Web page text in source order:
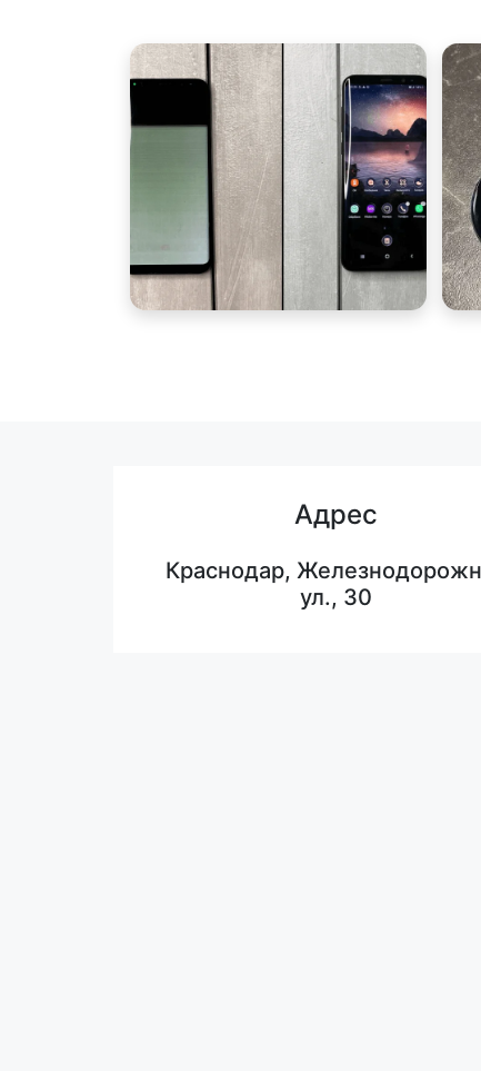
Адрес
Краснодар,
ул., 30